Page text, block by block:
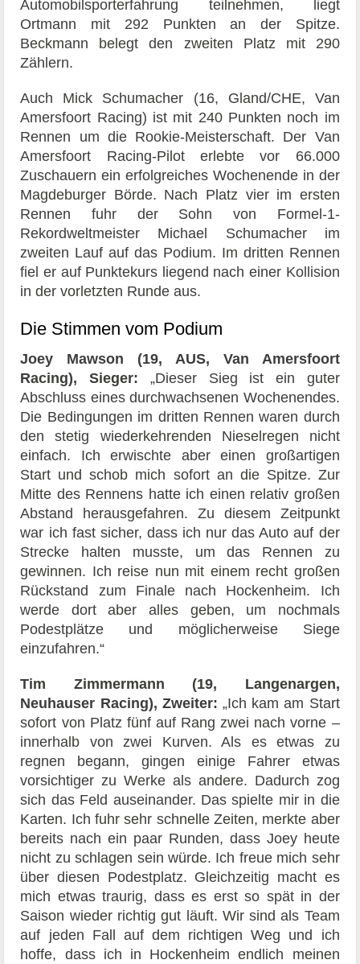
Automobilsporterfahrung teilnehmen, liegt
Ortmann mit 292 Punkten an der Spitze.
Beckmann belegt den zweiten Platz mit 290
Zählern.
Auch Mick Schumacher (16, Gland/CHE, Van
Amersfoort Racing) ist mit 240 Punkten noch im
Rennen um die Rookie-Meisterschaft. Der Van
Amersfoort Racing-Pilot erlebte vor 66.000
Zuschauern ein erfolgreiches Wochenende in der
Magdeburger Börde. Nach Platz vier im ersten
Rennen fuhr der Sohn von Formel-1-
Rekordweltmeister Michael Schumacher im
zweiten Lauf auf das Podium. Im dritten Rennen
fiel er auf Punktekurs liegend nach einer Kollision
in der vorletzten Runde aus.
Die Stimmen vom Podium
Joey Mawson (19, AUS, Van Amersfoort
Racing), Sieger: „Dieser Sieg ist ein guter
Abschluss eines durchwachsenen Wochenendes.
Die Bedingungen im dritten Rennen waren durch
den stetig wiederkehrenden Nieselregen nicht
einfach. Ich erwischte aber einen großartigen
Start und schob mich sofort an die Spitze. Zur
Mitte des Rennens hatte ich einen relativ großen
Abstand herausgefahren. Zu diesem Zeitpunkt
war ich fast sicher, dass ich nur das Auto auf der
Strecke halten musste, um das Rennen zu
gewinnen. Ich reise nun mit einem recht großen
Rückstand zum Finale nach Hockenheim. Ich
werde dort aber alles geben, um nochmals
Podestplätze und möglicherweise Siege
einzufahren.“
Tim Zimmermann (19, Langenargen,
Neuhauser Racing), Zweiter: „Ich kam am Start
sofort von Platz fünf auf Rang zwei nach vorne –
innerhalb von zwei Kurven. Als es etwas zu
regnen begann, gingen einige Fahrer etwas
vorsichtiger zu Werke als andere. Dadurch zog
sich das Feld auseinander. Das spielte mir in die
Karten. Ich fuhr sehr schnelle Zeiten, merkte aber
bereits nach ein paar Runden, dass Joey heute
nicht zu schlagen sein würde. Ich freue mich sehr
über diesen Podestplatz. Gleichzeitig macht es
mich etwas traurig, dass es erst so spät in der
Saison wieder richtig gut läuft. Wir sind als Team
auf jeden Fall auf dem richtigen Weg und ich
hoffe, dass ich in Hockenheim endlich meinen